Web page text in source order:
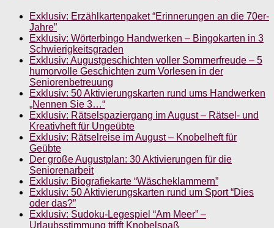
Exklusiv: Erzählkartenpaket “Erinnerungen an die 70er-
Jahre”
Exklusiv: Wörterbingo Handwerken – Bingokarten in 3
Schwierigkeitsgraden
Exklusiv: Augustgeschichten voller Sommerfreude – 5
humorvolle Geschichten zum Vorlesen in der
Seniorenbetreuung
Exklusiv: 50 Aktivierungskarten rund ums Handwerken
„Nennen Sie 3…“
Exklusiv: Rätselspaziergang im August – Rätsel- und
Kreativheft für Ungeübte
Exklusiv: Rätselreise im August – Knobelheft für
Geübte
Der große Augustplan: 30 Aktivierungen für die
Seniorenarbeit
Exklusiv: Biografiekarte “Wäscheklammern”
Exklusiv: 50 Aktivierungskarten rund um Sport “Dies
oder das?”
Exklusiv: Sudoku-Legespiel “Am Meer” –
Urlaubsstimmung trifft Knobelspaß